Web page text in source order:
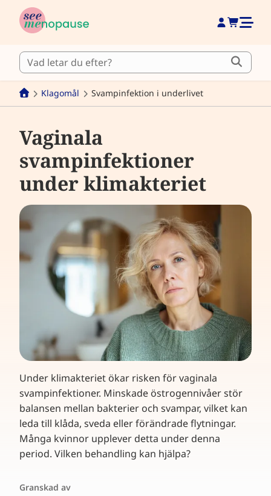
Klagomål Svampinfektion i underlivet
Vaginala
svampinfektioner
under klimakteriet
Under klimakteriet ökar risken för vaginala
svampinfektioner. Minskade östrogennivåer stör
balansen mellan bakterier och svampar, vilket kan
leda till klåda, sveda eller förändrade flytningar.
Många kvinnor upplever detta under denna
period. Vilken behandling kan hjälpa?
Granskad av